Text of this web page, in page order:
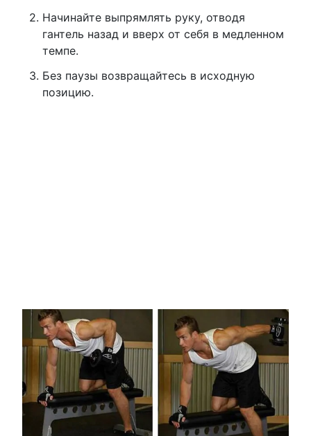
Начинайте выпрямлять руку, отводя
гантель назад и вверх от себя в медленном
темпе.
Без паузы возвращайтесь в исходную
позицию.